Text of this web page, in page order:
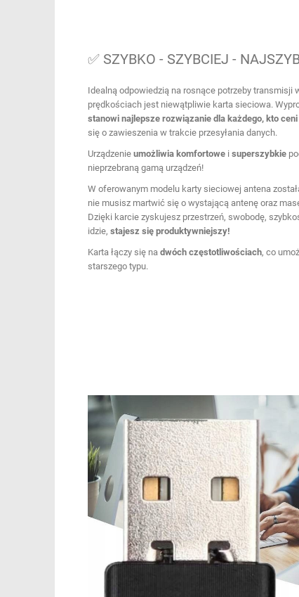
✅ SZYBKO - SZYBCIEJ -
Idealną odpowiedzią na rosnące potrzeby transmisji
prędkościach jest niewątpliwie karta sieciowa.
stanowi najlepsze rozwiązanie dla każdego, kto
się o zawieszenia w trakcie przesyłania danych.
Urządzenie umożliwia komfortowei superszybkie
nieprzebraną gamą urządzeń!
W oferowanym modelu karty sieciowej antena
nie musisz martwić się o wystającą antenę oraz
Dzięki karcie zyskujesz przestrzeń, swobodę,
idzie, stajesz się produktywniejszy!
Karta łączy się na dwóch częstotliwościach, co
starszego typu.